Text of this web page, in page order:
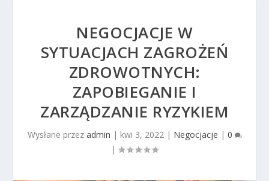
NEGOCJACJE W
SYTUACJACH ZAGROŻEŃ
ZDROWOTNYCH:
ZAPOBIEGANIE I
ZARZĄDZANIE RYZYKIEM
Wysłane przez admin | kwi 3, 2022| Negocjacje | 0
|